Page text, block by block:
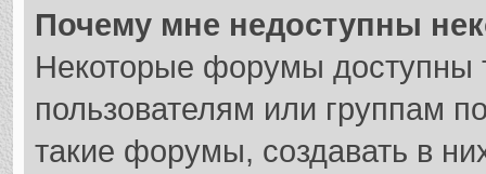
Почему мне недоступны
Некоторые форумы доступны
пользователям или группам
такие форумы, создавать в